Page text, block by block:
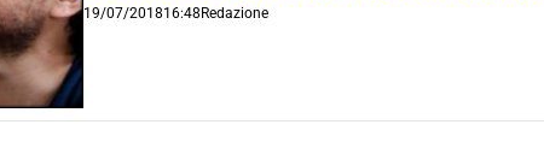
19/07/201816:48 Redazione